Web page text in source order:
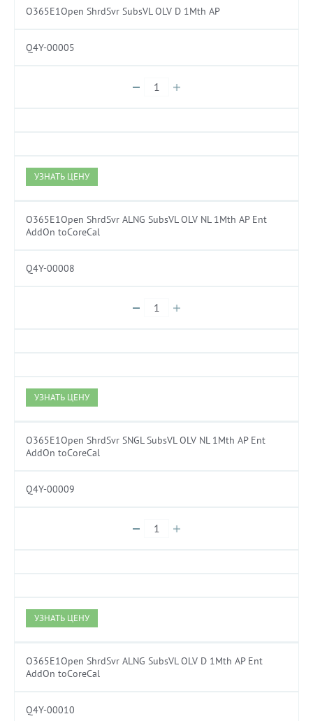
O365E1Open ShrdSvr SubsVL OLV D 1Mth AP
Q4Y-00005
УЗНАТЬ ЦЕНУ
O365E1Open ShrdSvr ALNG SubsVL OLV NL 1Mth AP Ent
AddOn toCoreCal
Q4Y-00008
УЗНАТЬ ЦЕНУ
O365E1Open ShrdSvr SNGL SubsVL OLV NL 1Mth AP Ent
AddOn toCoreCal
Q4Y-00009
УЗНАТЬ ЦЕНУ
O365E1Open ShrdSvr ALNG SubsVL OLV D 1Mth AP Ent
AddOn toCoreCal
Q4Y-00010